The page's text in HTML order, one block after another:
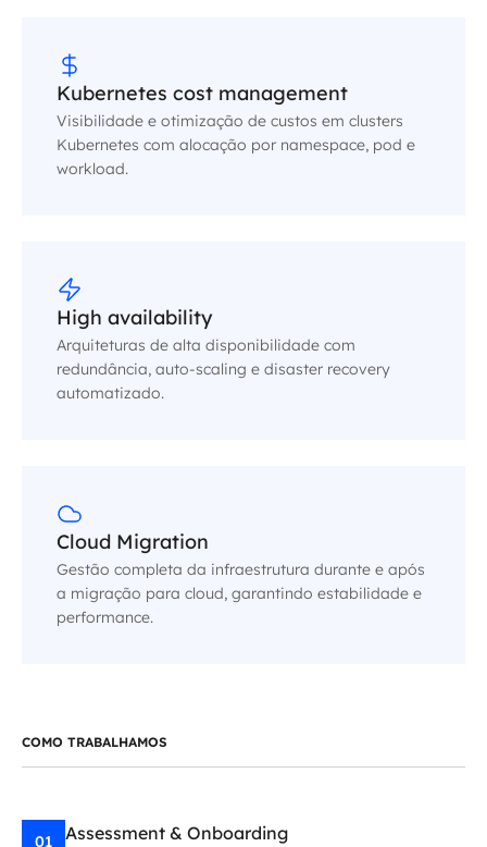
Kubernetes cost management
Visibilidade e otimização de custos em clusters
Kubernetes com alocação por namespace, pod e
workload.
High availability
Arquiteturas de alta disponibilidade com
redundância, auto-scaling e disaster recovery
automatizado.
Cloud Migration
Gestão completa da infraestrutura durante e após
a migração para cloud, garantindo estabilidade e
performance.
COMO TRABALHAMOS
01 Assessment & Onboarding